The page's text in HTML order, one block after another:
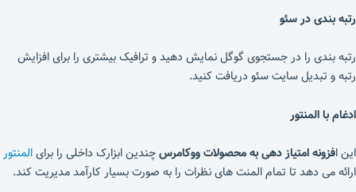
رتبه بندی در سئو
رتبه بندی را در جستجوی گوگل نمایش دهید و ترافیک بیشتری را برای افزایش
رتبه و تبدیل سایت سئو دریافت کنید.
ادغام با المنتور
این افزونه امتیاز دهی به محصولات ووکامرسچندین ابزارک داخلی را برایالمنتور
ارائه می دهد تا تمام المنت های نظرات را به صورت بسیار کارآمد مدیریت کند.